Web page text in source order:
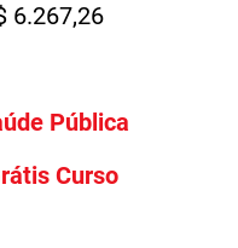
6.267,26
Pública
Curso